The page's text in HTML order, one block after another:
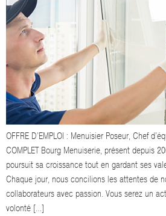
OFFRE D’EMPLOI : Menuisier Poseur, Chef
COMPLET Bourg Menuiserie, présent depuis
poursuit sa croissance tout en gardant ses
Chaque jour, nous concilions les attentes de
collaborateurs avec passion. Vous serez un
volonté […]